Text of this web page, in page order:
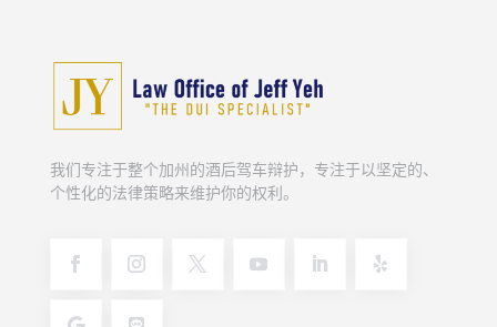
我们专注于整个加州的酒后驾车辩护，专注于以坚定的、
个性化的法律策略来维护你的权利。